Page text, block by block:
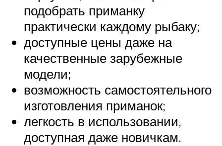
подобрать приманку
практически каждому рыбаку;
доступные цены даже на
качественные зарубежные
модели;
возможность самостоятельного
изготовления приманок;
легкость в использовании,
доступная даже новичкам.